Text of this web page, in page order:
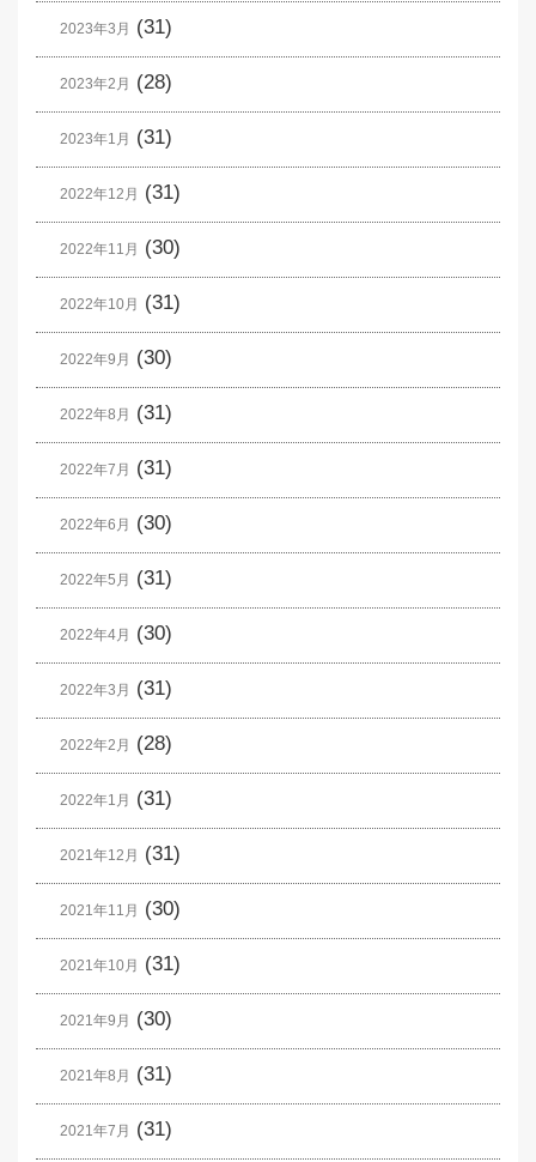
2023年3月 (31)
2023年2月 (28)
2023年1月 (31)
2022年12月 (31)
2022年11月 (30)
2022年10月 (31)
2022年9月 (30)
2022年8月 (31)
2022年7月 (31)
2022年6月 (30)
2022年5月 (31)
2022年4月 (30)
2022年3月 (31)
2022年2月 (28)
2022年1月 (31)
2021年12月 (31)
2021年11月 (30)
2021年10月 (31)
2021年9月 (30)
2021年8月 (31)
2021年7月 (31)